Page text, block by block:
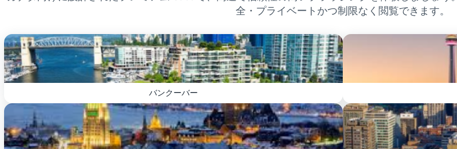
全・プライベートかつ制限なく閲覧できます。
バンクーバー